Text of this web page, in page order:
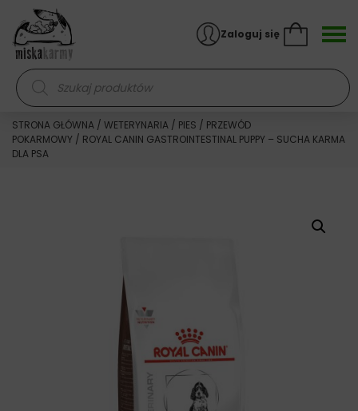
Skocz do treści
Wyszukiwarka produktów
Zaloguj się
STRONA GŁÓWNA / WETERYNARIA / PIES / PRZEWÓD
POKARMOWY / ROYAL CANIN GASTROINTESTINAL PUPPY – SUCHA KARMA
DLA PSA